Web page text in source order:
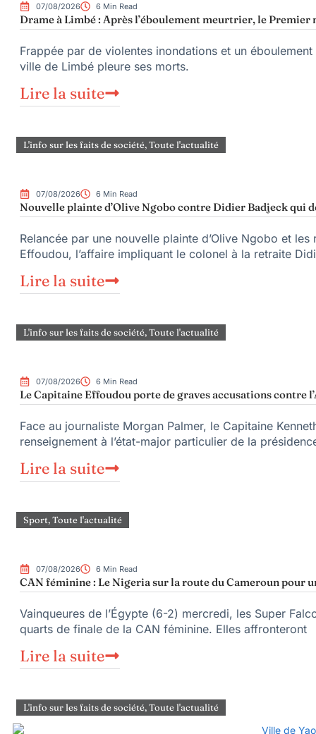
07/08/2026 6 Min Read
Drame à Limbé : Après l’éboulement meurtrier, le
Frappée par de violentes inondations et un
ville de Limbé pleure ses morts.
Lire la suite
L'info sur les faits de société,Toute l'actualité
07/08/2026 6 Min Read
Nouvelle plainte d’Olive Ngobo contre Didier Badjeck qui
Relancée par une nouvelle plainte d’Olive Ngobo et
Effoudou, l’affaire impliquant le colonel à la retraite
Lire la suite
L'info sur les faits de société,Toute l'actualité
07/08/2026 6 Min Read
Le Capitaine Effoudou porte de graves accusations contre
Face au journaliste Morgan Palmer, le Capitaine
renseignement à l’état-major particulier de la
Lire la suite
Sport,Toute l'actualité
07/08/2026 6 Min Read
CAN féminine : Le Nigeria sur la route du Cameroun pour
Vainqueures de l’Égypte (6-2) mercredi, les Super
quarts de finale de la CAN féminine. Elles affronteront
Lire la suite
L'info sur les faits de société,Toute l'actualité